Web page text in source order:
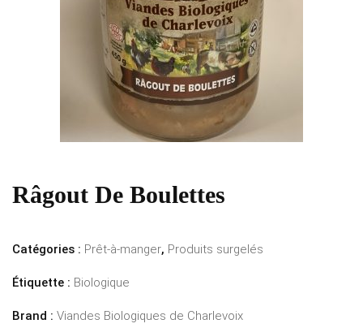
Râgout De Boulettes
Catégories : Prêt-à-manger, Produits surgelés
Étiquette : Biologique
Brand : Viandes Biologiques de Charlevoix